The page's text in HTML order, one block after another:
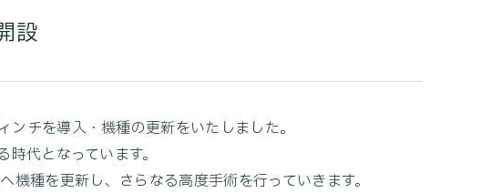
設
チを導入・機種の更新をいたしました。
代となっています。
種を更新し、さらなる高度手術を行っていきます。